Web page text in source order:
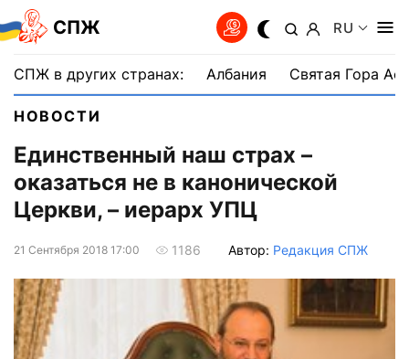
СПЖ RU
СПЖ в других странах: Албания Святая Гора
НОВОСТИ
Единственный наш страх –
оказаться не в канонической
Церкви, – иерарх УПЦ
21 Сентября 2018 17:00 1186 Автор: Редакция СПЖ